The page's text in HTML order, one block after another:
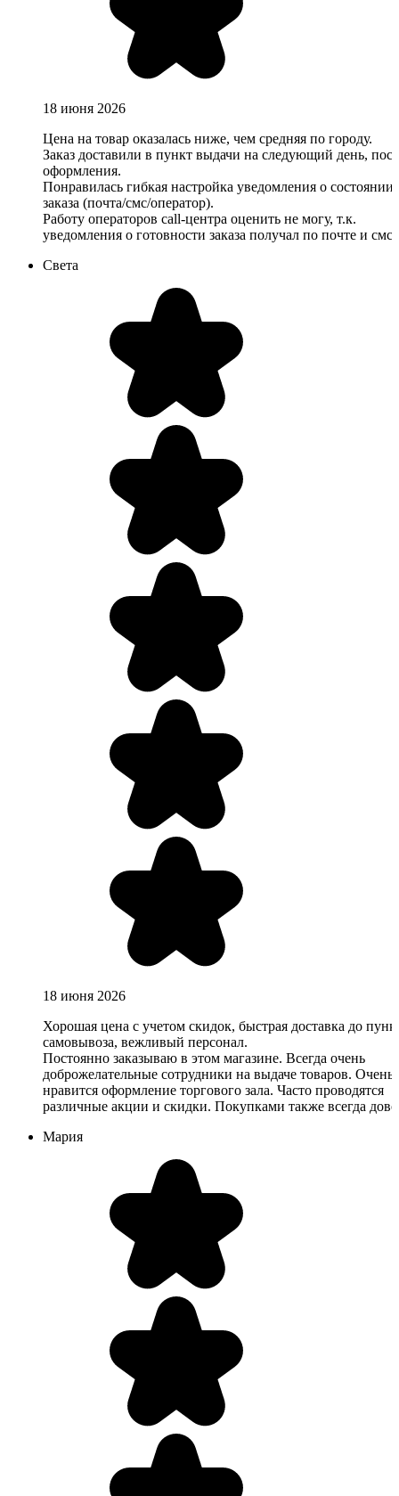
18 июня 2026
Цена на товар оказалась ниже, чем средняя по городу.
Заказ доставили в пункт выдачи на следующий день,
оформления.
Понравилась гибкая настройка уведомления о состоянии
заказа (почта/смс/оператор).
Работу операторов call-центра оценить не могу, т.к.
уведомления о готовности заказа получал по почте и смс.
Света
18 июня 2026
Хорошая цена с учетом скидок, быстрая доставка до
самовывоза, вежливый персонал.
Постоянно заказываю в этом магазине. Всегда очень
доброжелательные сотрудники на выдаче товаров. Очень
нравится оформление торгового зала. Часто проводятся
различные акции и скидки. Покупками также всегда
Мария